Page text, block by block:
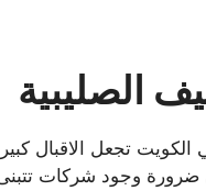
الصليبية
الكويت تجعل الاقبال
ضرورة وجود شركات